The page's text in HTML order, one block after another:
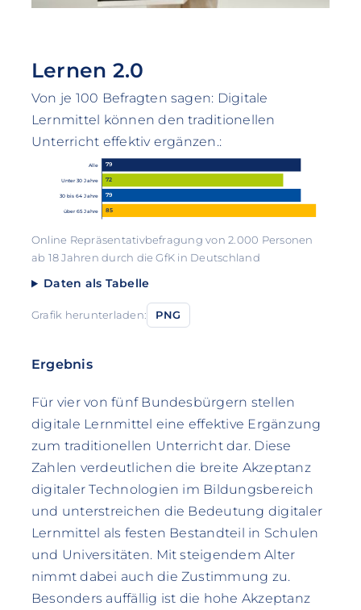
Lernen 2.0
Von je 100 Befragten sagen: Digitale
Lernmittel können den traditionellen
Unterricht effektiv ergänzen.:
Alle 79
Unter 30 Jahre 72
30 bis 64 Jahre 79
über 65 Jahre 85
Online Repräsentativbefragung von 2.000 Personen
ab 18 Jahren durch die GfK in Deutschland
Daten als Tabelle
Grafik herunterladen: PNG
Ergebnis
Für vier von fünf Bundesbürgern stellen
digitale Lernmittel eine effektive Ergänzung
zum traditionellen Unterricht dar. Diese
Zahlen verdeutlichen die breite Akzeptanz
digitaler Technologien im Bildungsbereich
und unterstreichen die Bedeutung digitaler
Lernmittel als festen Bestandteil in Schulen
und Universitäten. Mit steigendem Alter
nimmt dabei auch die Zustimmung zu.
Besonders auffällig ist die hohe Akzeptanz